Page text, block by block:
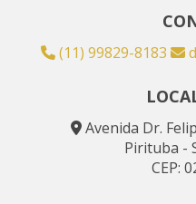
(11) 99829-8183
Avenida Dr.
Pirituba -
CEP: